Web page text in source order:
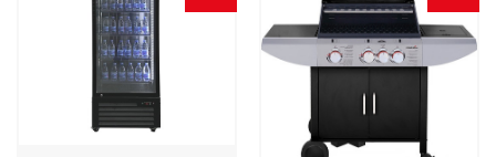
במועדפים